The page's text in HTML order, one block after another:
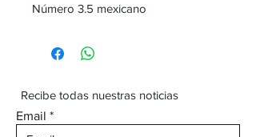
Número 3.5 mexicano
Recibe todas nuestras noticias
Email